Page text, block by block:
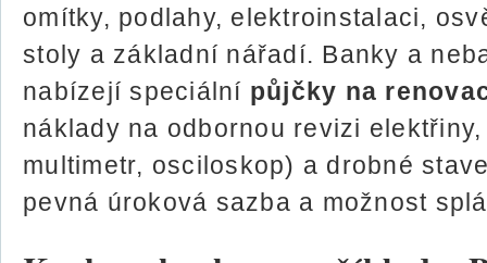
omítky, podlahy, elektroinstalaci,
stoly a základní nářadí. Banky a
nabízejí speciální půjčky na
náklady na odbornou revizi
multimetr, osciloskop) a drobné
pevná úroková sazba a možnost